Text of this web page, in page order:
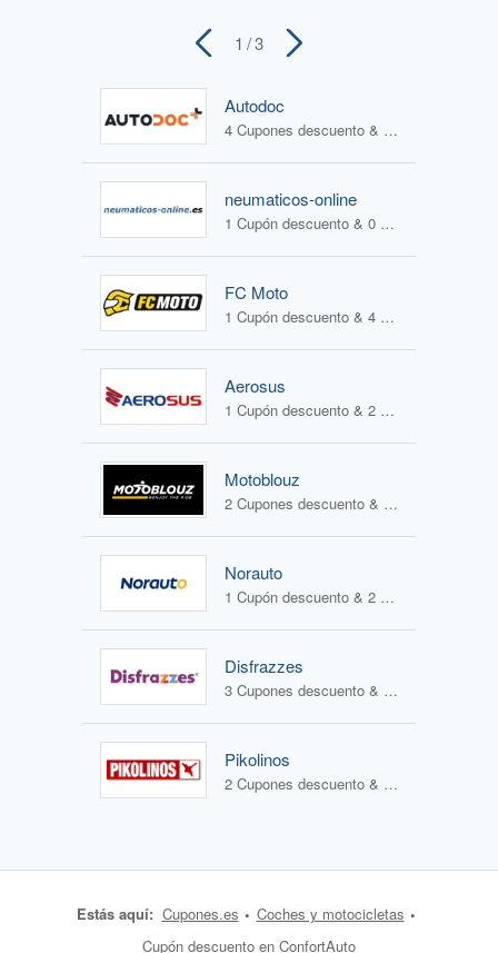
1 / 3
Autodoc
4 Cupones descuento & 0 Ofertas
neumaticos-online
1 Cupón descuento & 0 Ofertas
FC Moto
1 Cupón descuento & 4 Ofertas
Aerosus
1 Cupón descuento & 2 Ofertas
Motoblouz
2 Cupones descuento & 1 Oferta
Norauto
1 Cupón descuento & 2 Ofertas
Disfrazzes
3 Cupones descuento & 2 Ofertas
Pikolinos
2 Cupones descuento & 2 Ofertas
Estás aquí: Cupones.es
Coches y motocicletas
Cupón descuento en ConfortAuto